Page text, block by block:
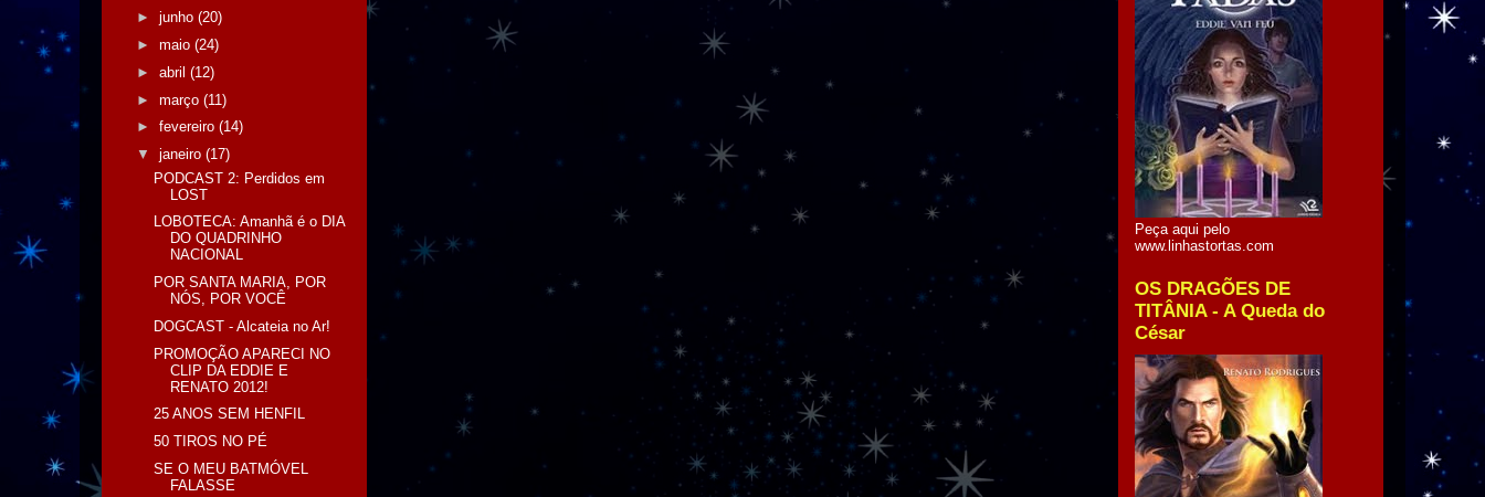
► junho (20)
► maio (24)
► abril (12)
► março (11)
► fevereiro (14)
▼ janeiro (17)
PODCAST 2: Perdidos em
LOST
LOBOTECA: Amanhã é o DIA
DO QUADRINHO
NACIONAL
POR SANTA MARIA, POR
NÓS, POR VOCÊ
DOGCAST - Alcateia no Ar!
PROMOÇÃO APARECI NO
CLIP DA EDDIE E
RENATO 2012!
25 ANOS SEM HENFIL
50 TIROS NO PÉ
SE O MEU BATMÓVEL
FALASSE
Peça aqui pelo
www.linhastortas.com
OS DRAGÕES DE
TITÂNIA - A Queda do
César